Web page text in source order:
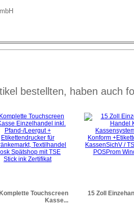
bestellten, haben auch
Komplette Touchscreen
Kasse...
15 Zoll